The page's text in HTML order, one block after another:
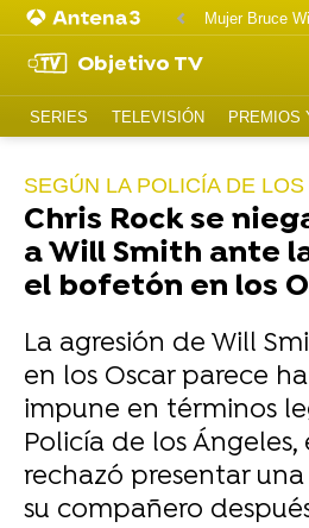
Mujer Bruce
Objetivo TV
SERIES TELEVISIÓN PREMIOS
SEGÚN LA POLICÍA DE
Chris Rock se
a Will Smith ante
el bofetón en los
La agresión de Will
en los Oscar parece
impune en términos
Policía de los
rechazó presentar
su compañero